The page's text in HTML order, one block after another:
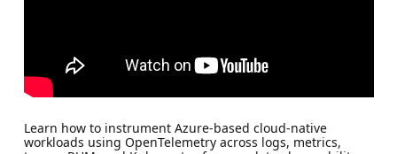
Learn how to instrument Azure-based cloud-native
workloads using OpenTelemetry across logs, metrics,